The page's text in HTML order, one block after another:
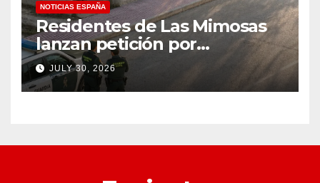
NOTICIAS ESPAÑA
Residentes de Las Mimosas
lanzan petición por
disminución ‘inaceptable’ de
servicios básicos – The
Leader
JULY 30, 2026